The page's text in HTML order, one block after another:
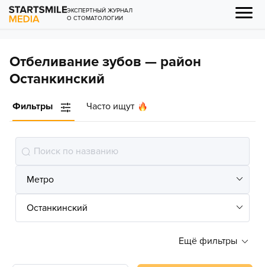
ЭКСПЕРТНЫЙ ЖУРНАЛ
О СТОМАТОЛОГИИ
Отбеливание зубов — район
Останкинский
Фильтры Часто ищут
Ещё фильтры